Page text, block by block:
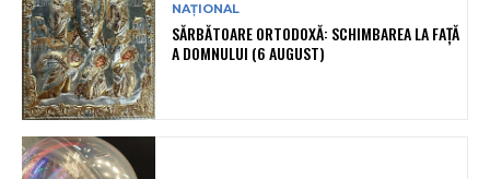
NAȚIONAL
SĂRBĂTOARE ORTODOXĂ: SCHIMBAREA LA FAȚĂ
A DOMNULUI (6 AUGUST)